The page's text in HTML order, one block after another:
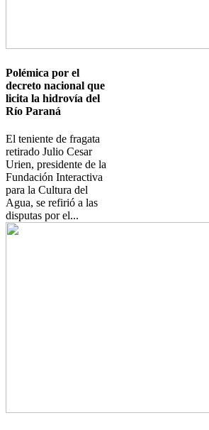
Polémica por el
decreto nacional que
licita la hidrovía del
Río Paraná
El teniente de fragata
retirado Julio Cesar
Urien, presidente de la
Fundación Interactiva
para la Cultura del
Agua, se refirió a las
disputas por el...
Imagen